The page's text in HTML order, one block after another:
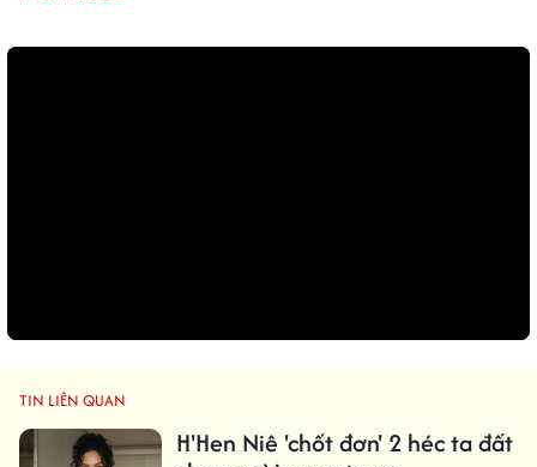
TIN LIÊN QUAN
H'Hen Niê 'chốt đơn' 2 héc ta đất